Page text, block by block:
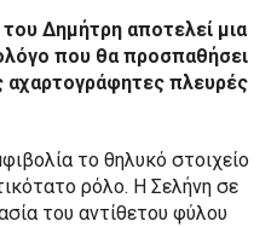
Δημήτρη αποτελεί μια
που θα προσπαθήσει
αχαρτογράφητες πλευρές
το θηλυκό στοιχείο
ρόλο. Η Σελήνη σε
του αντίθετου φύλου